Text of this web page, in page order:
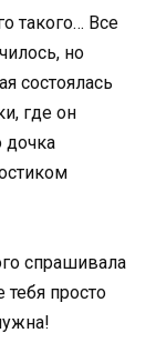
такого… Все
но
состоялась
где он
дочка
спрашивала
просто